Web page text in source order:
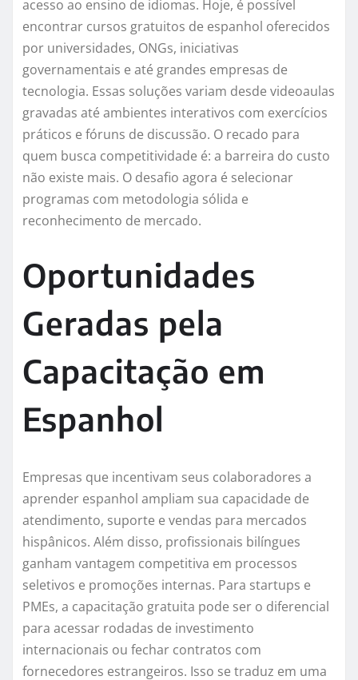
acesso ao ensino de idiomas. Hoje, é possível
encontrar cursos gratuitos de espanhol oferecidos
por universidades, ONGs, iniciativas
governamentais e até grandes empresas de
tecnologia. Essas soluções variam desde videoaulas
gravadas até ambientes interativos com exercícios
práticos e fóruns de discussão. O recado para
quem busca competitividade é: a barreira do custo
não existe mais. O desafio agora é selecionar
programas com metodologia sólida e
reconhecimento de mercado.
Oportunidades
Geradas pela
Capacitação em
Espanhol
Empresas que incentivam seus colaboradores a
aprender espanhol ampliam sua capacidade de
atendimento, suporte e vendas para mercados
hispânicos. Além disso, profissionais bilíngues
ganham vantagem competitiva em processos
seletivos e promoções internas. Para startups e
PMEs, a capacitação gratuita pode ser o diferencial
para acessar rodadas de investimento
internacionais ou fechar contratos com
fornecedores estrangeiros. Isso se traduz em uma